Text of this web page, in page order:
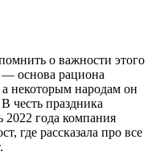
о важности этого
— основа рациона
некоторым народам он
честь праздника
2022 года компания
где рассказала про все